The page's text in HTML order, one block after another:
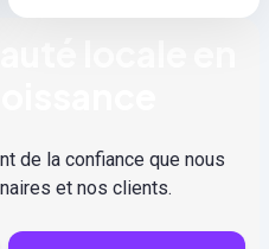
de la confiance que nous
et nos clients.